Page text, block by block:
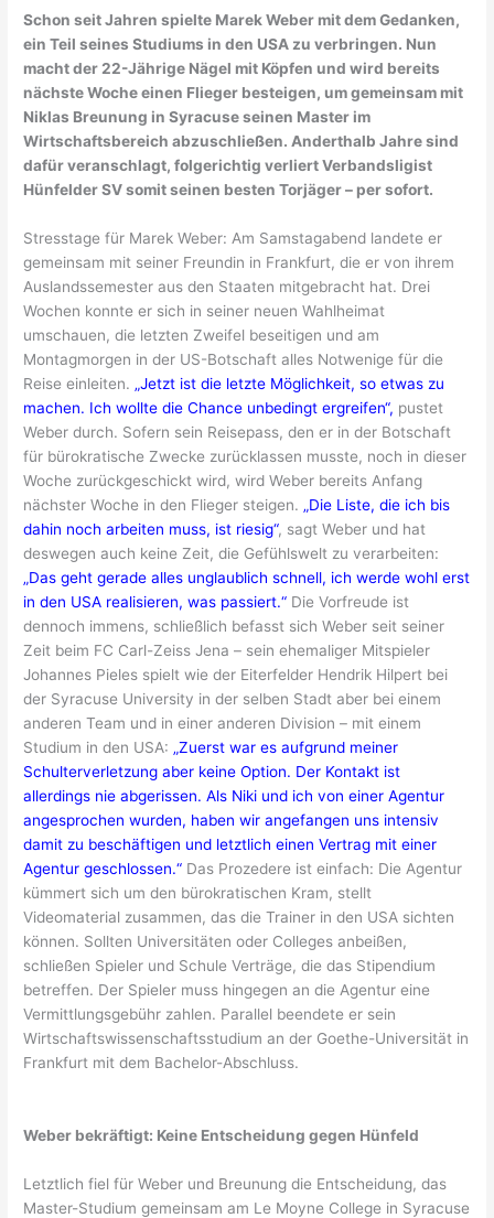
Schon seit Jahren spielte Marek Weber mit dem Gedanken,
ein Teil seines Studiums in den USA zu verbringen. Nun
macht der 22-Jährige Nägel mit Köpfen und wird bereits
nächste Woche einen Flieger besteigen, um gemeinsam mit
Niklas Breunung in Syracuse seinen Master im
Wirtschaftsbereich abzuschließen. Anderthalb Jahre sind
dafür veranschlagt, folgerichtig verliert Verbandsligist
Hünfelder SV somit seinen besten Torjäger – per sofort.
Stresstage für Marek Weber: Am Samstagabend landete er
gemeinsam mit seiner Freundin in Frankfurt, die er von ihrem
Auslandssemester aus den Staaten mitgebracht hat. Drei
Wochen konnte er sich in seiner neuen Wahlheimat
umschauen, die letzten Zweifel beseitigen und am
Montagmorgen in der US-Botschaft alles Notwenige für die
Reise einleiten. „Jetzt ist die letzte Möglichkeit, so etwas zu
machen. Ich wollte die Chance unbedingt ergreifen“, pustet
Weber durch. Sofern sein Reisepass, den er in der Botschaft
für bürokratische Zwecke zurücklassen musste, noch in dieser
Woche zurückgeschickt wird, wird Weber bereits Anfang
nächster Woche in den Flieger steigen. „Die Liste, die ich bis
dahin noch arbeiten muss, ist riesig“, sagt Weber und hat
deswegen auch keine Zeit, die Gefühlswelt zu verarbeiten:
„Das geht gerade alles unglaublich schnell, ich werde wohl erst
in den USA realisieren, was passiert.“ Die Vorfreude ist
dennoch immens, schließlich befasst sich Weber seit seiner
Zeit beim FC Carl-Zeiss Jena – sein ehemaliger Mitspieler
Johannes Pieles spielt wie der Eiterfelder Hendrik Hilpert bei
der Syracuse University in der selben Stadt aber bei einem
anderen Team und in einer anderen Division – mit einem
Studium in den USA: „Zuerst war es aufgrund meiner
Schulterverletzung aber keine Option. Der Kontakt ist
allerdings nie abgerissen. Als Niki und ich von einer Agentur
angesprochen wurden, haben wir angefangen uns intensiv
damit zu beschäftigen und letztlich einen Vertrag mit einer
Agentur geschlossen.“ Das Prozedere ist einfach: Die Agentur
kümmert sich um den bürokratischen Kram, stellt
Videomaterial zusammen, das die Trainer in den USA sichten
können. Sollten Universitäten oder Colleges anbeißen,
schließen Spieler und Schule Verträge, die das Stipendium
betreffen. Der Spieler muss hingegen an die Agentur eine
Vermittlungsgebühr zahlen. Parallel beendete er sein
Wirtschaftswissenschaftsstudium an der Goethe-Universität in
Frankfurt mit dem Bachelor-Abschluss.
Weber bekräftigt: Keine Entscheidung gegen Hünfeld
Letztlich fiel für Weber und Breunung die Entscheidung, das
Master-Studium gemeinsam am Le Moyne College in Syracuse